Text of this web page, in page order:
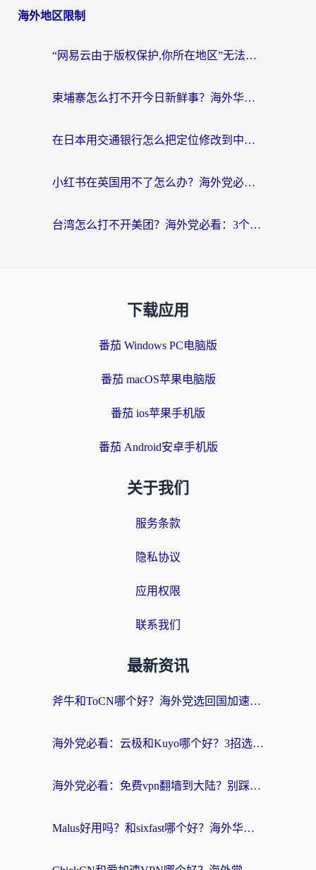
海外地区限制
“网易云由于版权保护,你所在地区”无法播放？海外党听国内音乐听书的加速器选择指南
柬埔寨怎么打不开今日新鲜事？海外华人追剧看新闻的加速器选择指南
在日本用交通银行怎么把定位修改到中国国内？海外党必备实用指南（附追剧支付社交全解）
小红书在英国用不了怎么办？海外党必看的回国加速解决方案
台湾怎么打不开美团？海外党必看：3个实用技巧解决国内App地区限制难题
下载应用
番茄 Windows PC电脑版
番茄 macOS苹果电脑版
番茄 ios苹果手机版
番茄 Android安卓手机版
关于我们
服务条款
隐私协议
应用权限
联系我们
最新资讯
斧牛和ToCN哪个好？海外党选回国加速器的避坑指南（附免费工具推荐）
海外党必看：云极和Kuyo哪个好？3招选对回国加速器，无缝刷国内资源
海外党必看：免费vpn翻墙到大陆？别踩坑！教你选对回国加速器无缝追剧玩游戏
Malus好用吗？和sixfast哪个好？海外华人亲测3款热门回国加速器，附排名指南